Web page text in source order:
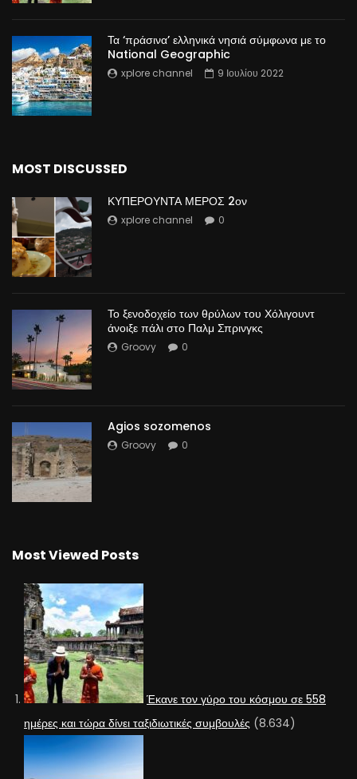
Τα ‘πράσινα’ ελληνικά νησιά σύμφωνα με το
National Geographic
xplore channel 9 Ιουλίου 2022
MOST DISCUSSED
ΚΥΠΕΡΟΥΝΤΑ ΜΕΡΟΣ 2ον
xplore channel 0
Το ξενοδοχείο των θρύλων του Χόλιγουντ
άνοιξε πάλι στο Παλμ Σπρινγκς
Groovy 0
Agios sozomenos
Groovy 0
Most Viewed Posts
Έκανε τον γύρο του κόσμου σε 558
ημέρες και τώρα δίνει ταξιδιωτικές συμβουλές (8.634)